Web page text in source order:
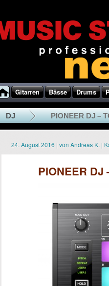
Gitarren Bässe Drums
DJ PIONEER DJ –
24. August 2016 | von Andreas K. |
PIONEER